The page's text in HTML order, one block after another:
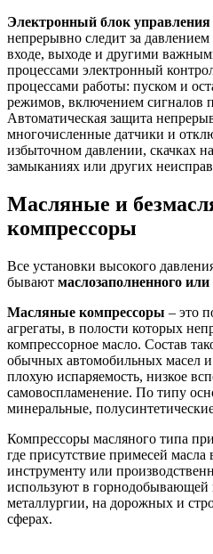
Электронный блок управления
непрерывно следит за давлением
входе, выходе и другими
процессами электронный
процессами работы: пуском и
режимов, включением сигналов
Автоматическая защита
многочисленные датчики и
избыточном давлении, скачках
замыканиях или других
Масляные и
компрессоры
Все установки высокого
бывают маслозаполненного или
Масляные компрессоры – это
агрегаты, в полости которых
компрессорное масло. Состав
обычных автомобильных масел и
плохую испаряемость, низкое
самовоспламенение. По типу
минеральные,
Компрессоры масляного типа
где присутствие примесей
инструменту или
используют в
металлургии, на дорожных и
сферах.